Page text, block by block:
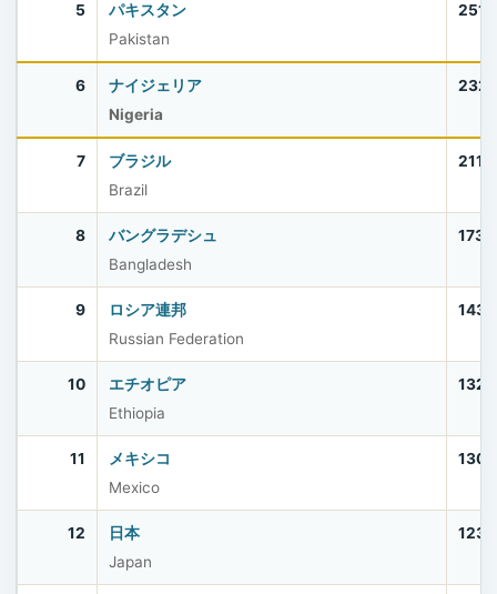
5
パキスタン
Pakistan
6
ナイジェリア
Nigeria
7
ブラジル
Brazil
8
バングラデシュ
Bangladesh
9
ロシア連邦
Russian Federation
10
エチオピア
Ethiopia
11
メキシコ
Mexico
12
日本
Japan